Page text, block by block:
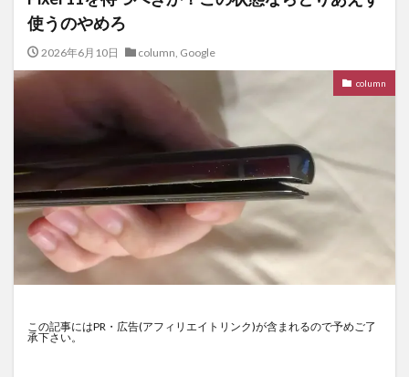
使うのやめろ
2026年6月10日 column, Google
column
この記事にはPR・広告(アフィリエイトリンク)が含まれるので予めご了
承下さい。